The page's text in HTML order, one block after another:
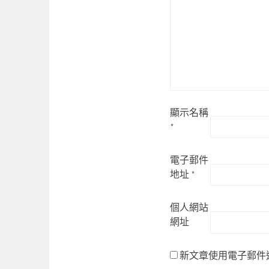
顯示名稱
*
電子郵件
地址 *
個人網站
網址
新文章使用電子郵件